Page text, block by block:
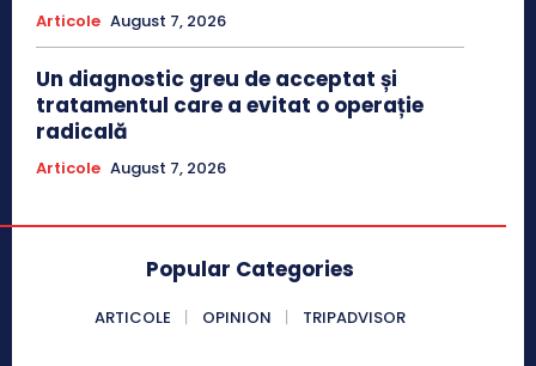
Articole August 7, 2026
Un diagnostic greu de acceptat și
tratamentul care a evitat o operație
radicală
Articole August 7, 2026
Popular Categories
ARTICOLE OPINION TRIPADVISOR